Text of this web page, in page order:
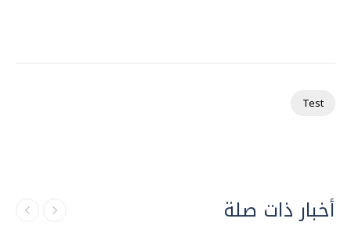
Test
أخبار ذات صلة